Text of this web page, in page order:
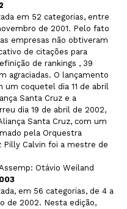
em 52 categorias, entre
de 2001. Pelo fato
empresas não obtiveram
de citações para
de rankings , 39
agraciadas. O lançamento
um coquetel dia 11 de abril
Santa Cruz e a
dia 19 de abril de 2002,
Santa Cruz, com um
pela Orquestra
Pilly Calvin foi a mestre de
em 56 categorias, de 4 a
de 2002. Nesta edição,